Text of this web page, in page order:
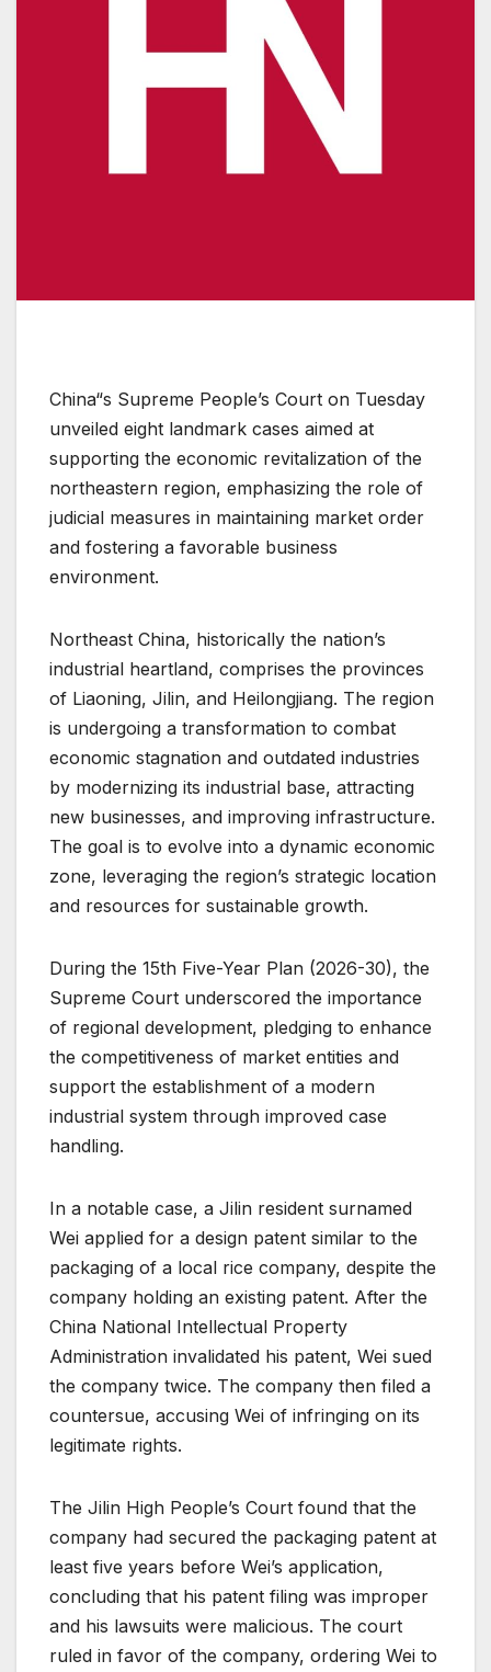
China“s Supreme People’s Court on Tuesday
unveiled eight landmark cases aimed at
supporting the economic revitalization of the
northeastern region, emphasizing the role of
judicial measures in maintaining market order
and fostering a favorable business
environment.
Northeast China, historically the nation’s
industrial heartland, comprises the provinces
of Liaoning, Jilin, and Heilongjiang. The region
is undergoing a transformation to combat
economic stagnation and outdated industries
by modernizing its industrial base, attracting
new businesses, and improving infrastructure.
The goal is to evolve into a dynamic economic
zone, leveraging the region’s strategic location
and resources for sustainable growth.
During the 15th Five-Year Plan (2026-30), the
Supreme Court underscored the importance
of regional development, pledging to enhance
the competitiveness of market entities and
support the establishment of a modern
industrial system through improved case
handling.
In a notable case, a Jilin resident surnamed
Wei applied for a design patent similar to the
packaging of a local rice company, despite the
company holding an existing patent. After the
China National Intellectual Property
Administration invalidated his patent, Wei sued
the company twice. The company then filed a
countersue, accusing Wei of infringing on its
legitimate rights.
The Jilin High People’s Court found that the
company had secured the packaging patent at
least five years before Wei’s application,
concluding that his patent filing was improper
and his lawsuits were malicious. The court
ruled in favor of the company, ordering Wei to